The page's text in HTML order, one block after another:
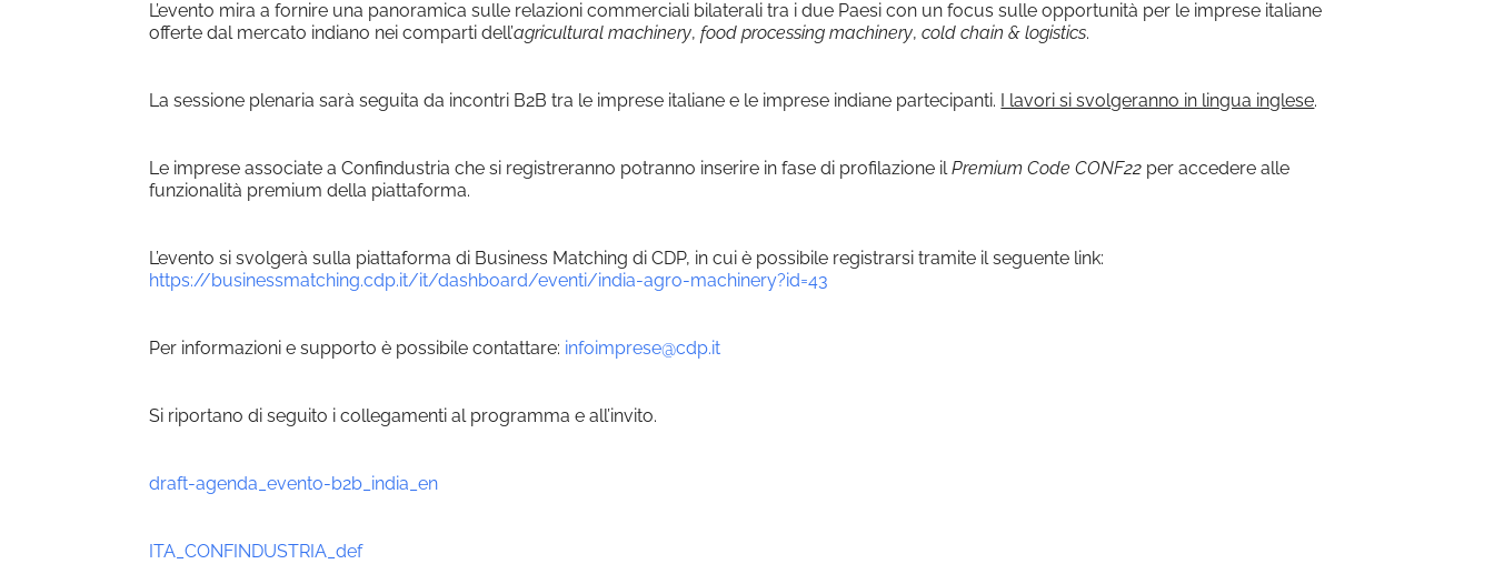
L’evento mira a fornire una panoramica sulle relazioni commerciali bilaterali tra i due Paesi con un focus sulle opportunità per le imprese italiane
offerte dal mercato indiano nei comparti dell’agricultural machinery, food processing machinery,cold chain & logistics.
La sessione plenaria sarà seguita da incontri B2B tra le imprese italiane e le imprese indiane partecipanti. I lavori si svolgeranno in lingua inglese.
Le imprese associate a Confindustria che si registreranno potranno inserire in fase di profilazione ilPremium Code CONF22 per accedere alle
funzionalità premium della piattaforma.
L’evento si svolgerà sulla piattaforma di Business Matching di CDP, in cui è possibile registrarsi tramite il seguente link:
https://businessmatching.cdp.it/it/dashboard/eventi/india-agro-machinery?id=43
Per informazioni e supporto è possibile contattare: infoimprese@cdp.it
Si riportano di seguito i collegamenti al programma e all’invito.
draft-agenda_evento-b2b_india_en
ITA_CONFINDUSTRIA_def